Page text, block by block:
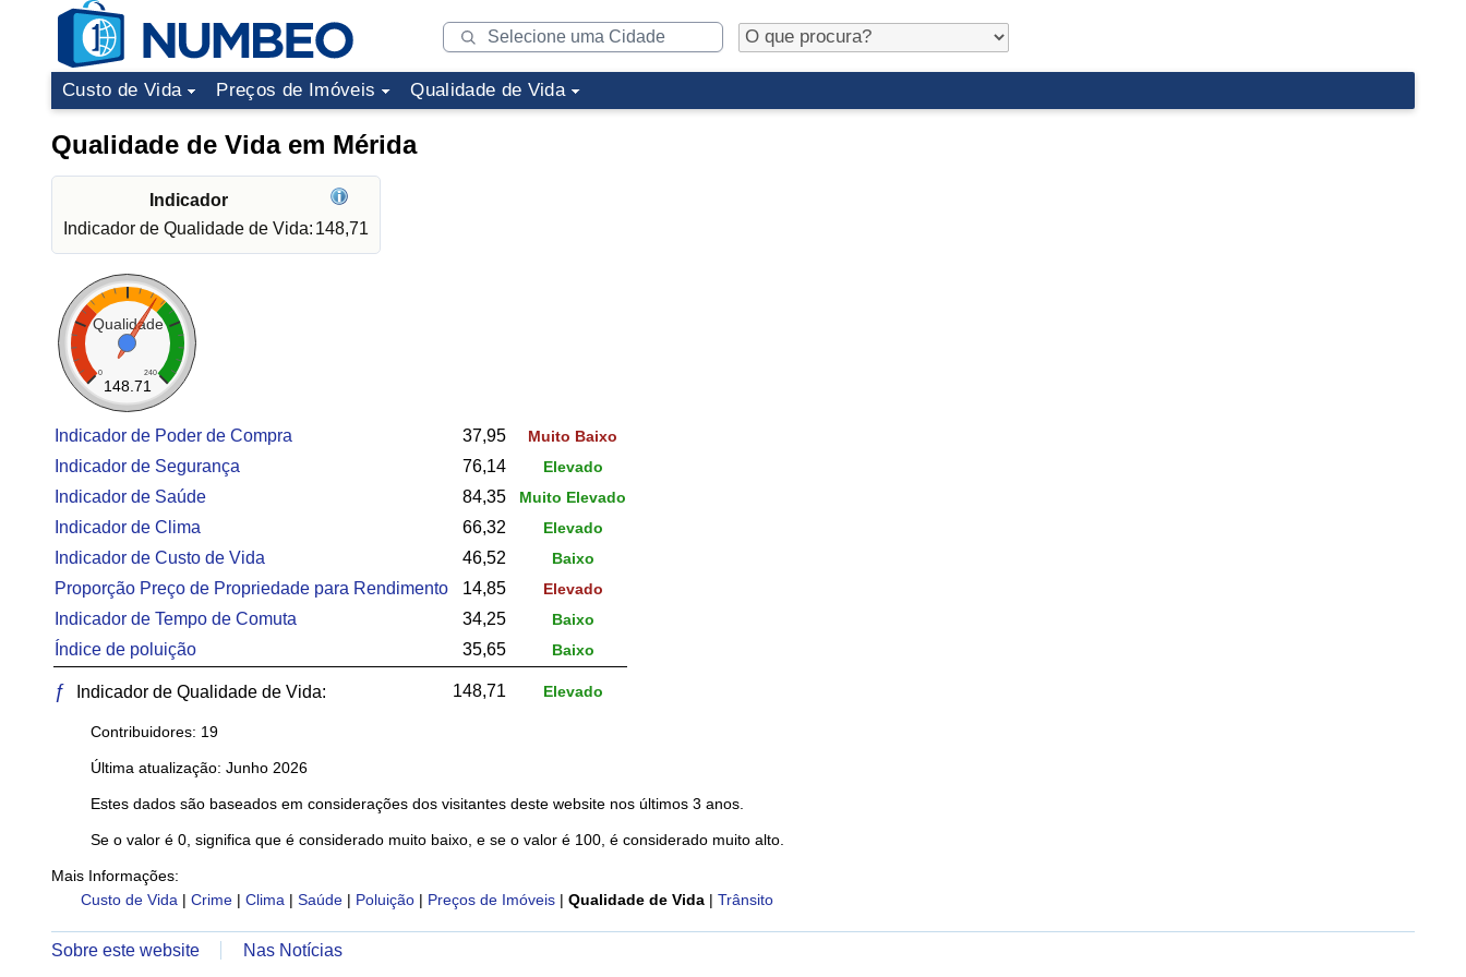
Custo de Vida Preços de Imóveis Qualidade de Vida
Qualidade de Vida em Mérida
Indicador
Indicador de Qualidade de Vida: 148,71
Qualidade
0 240
148.71
Indicador de Poder de Compra 37,95 Muito Baixo
Indicador de Segurança 76,14 Elevado
Indicador de Saúde 84,35 Muito Elevado
Indicador de Clima 66,32 Elevado
Indicador de Custo de Vida 46,52 Baixo
Proporção Preço de Propriedade para Rendimento 14,85 Elevado
Indicador de Tempo de Comuta 34,25 Baixo
Índice de poluição 35,65 Baixo
ƒ Indicador de Qualidade de Vida: 148,71 Elevado
Contribuidores: 19
Última atualização: Junho 2026
Estes dados são baseados em considerações dos visitantes deste website nos últimos 3 anos.
Se o valor é 0, significa que é considerado muito baixo, e se o valor é 100, é considerado muito alto.
Mais Informações:
Custo de Vida | Crime | Clima | Saúde | Poluição | Preços de Imóveis | Qualidade de Vida | Trânsito
Sobre este website Nas Notícias